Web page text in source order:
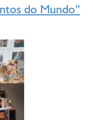
do Mundo”